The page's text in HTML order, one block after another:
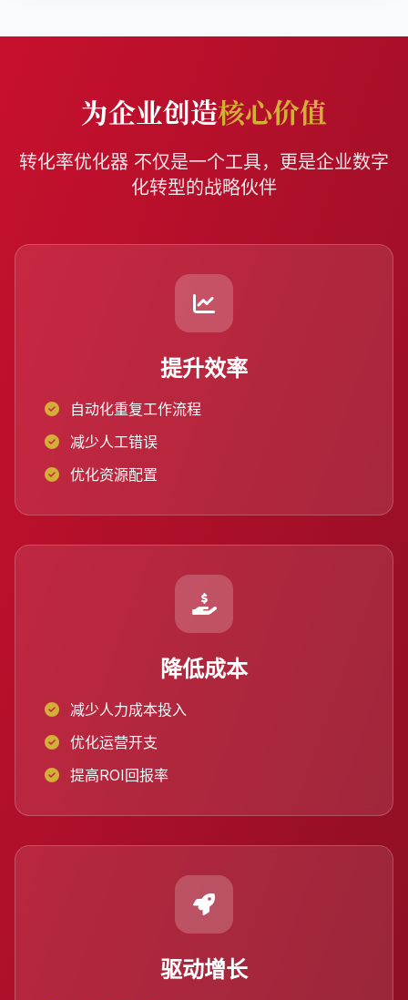
为企业创造核心价值
转化率优化器 不仅是一个工具，更是企业数字
化转型的战略伙伴
提升效率
自动化重复工作流程
减少人工错误
优化资源配置
降低成本
减少人力成本投入
优化运营开支
提高ROI回报率
驱动增长